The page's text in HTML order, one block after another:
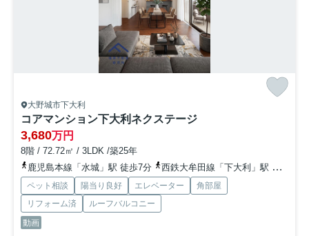
大野城市下大利
コアマンション下大利ネクステージ
3,680万円
8階 / 72.72㎡ / 3LDK /築25年
鹿児島本線「水城」駅 徒歩7分
西鉄大牟田線「下大利」駅 徒歩14分
ペット相談 陽当り良好 エレベーター
角部屋
リフォーム済
ルーフバルコニー
動画